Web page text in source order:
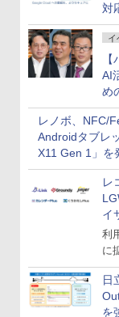
対
イ
AI
め
業
革
レノボ、NFC/
Androidタブレ
X11 Gen 1」を
レ
イ
の
利
に
日
を